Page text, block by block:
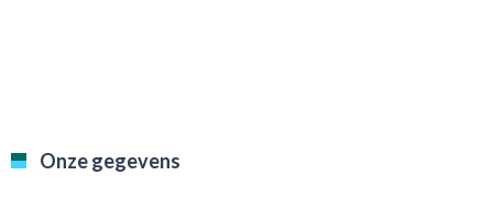
Onze gegevens